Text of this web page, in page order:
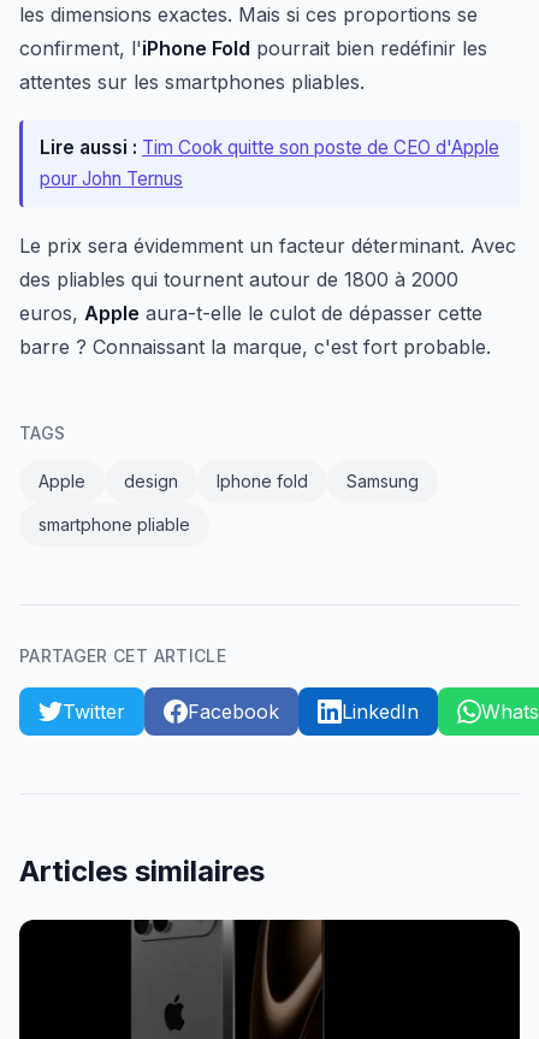
les dimensions exactes. Mais si ces proportions se
confirment, l'iPhone Fold pourrait bien redéfinir les
attentes sur les smartphones pliables.
Lire aussi : Tim Cook quitte son poste de CEO d'Apple
pour John Ternus
Le prix sera évidemment un facteur déterminant. Avec
des pliables qui tournent autour de 1800 à 2000
euros, Apple aura-t-elle le culot de dépasser cette
barre ? Connaissant la marque, c'est fort probable.
TAGS
Apple design Iphone fold Samsung
smartphone pliable
PARTAGER CET ARTICLE
Twitter Facebook LinkedIn
Articles similaires